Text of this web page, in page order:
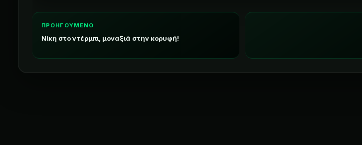
ΠΡΟΗΓΟΥΜΕΝΟ
Νίκη στο ντέρμπι, μοναξιά στην κορυφή!